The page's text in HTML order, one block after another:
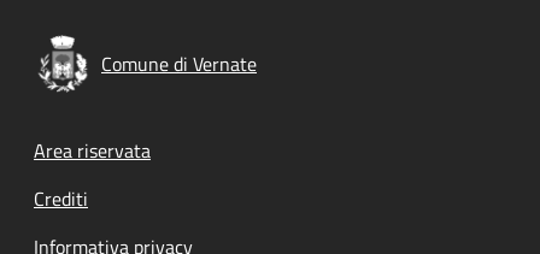
Comune di Vernate
Footer menu
Area riservata
Crediti
Informativa privacy